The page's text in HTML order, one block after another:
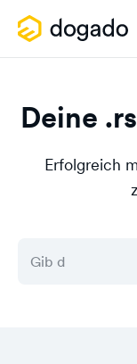
Deine
Erfolgreich